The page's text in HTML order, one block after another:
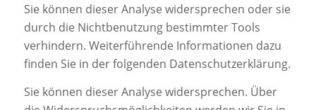
Sie können dieser Analyse widersprechen oder sie
durch die Nichtbenutzung bestimmter Tools
verhindern. Weiterführende Informationen dazu
finden Sie in der folgenden Datenschutzerklärung.
Sie können dieser Analyse widersprechen. Über